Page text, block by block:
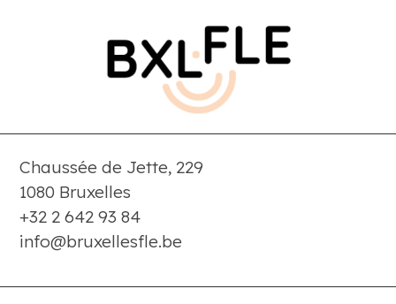
Chaussée de Jette, 229
1080 Bruxelles
+32 2 642 93 84
info@bruxellesfle.be